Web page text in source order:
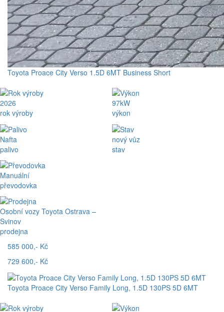
Toyota Proace City Verso 1.5D 6MT Business Short
2026
rok výroby
Nafta
palivo
Manuální
převodovka
Osobní vozy Toyota Ostrava –
Svinov
prodejna
97kW
výkon
nový vůz
stav
585 000,- Kč
729 600,- Kč
Toyota Proace City Verso Family Long, 1.5D 130PS 5D 6MT